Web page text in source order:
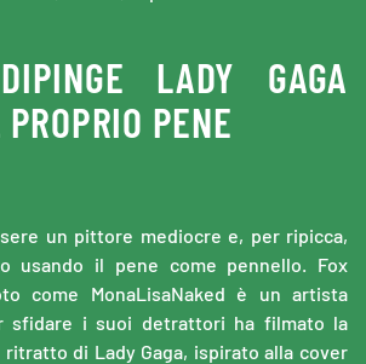
LADY GAGA
PENE
un pittore mediocre e, per ripicca,
usando il pene come pennello. Fox
come MonaLisaNaked è un artista
sfidare i suoi detrattori ha filmato la
ritratto di Lady Gaga, ispirato alla cover